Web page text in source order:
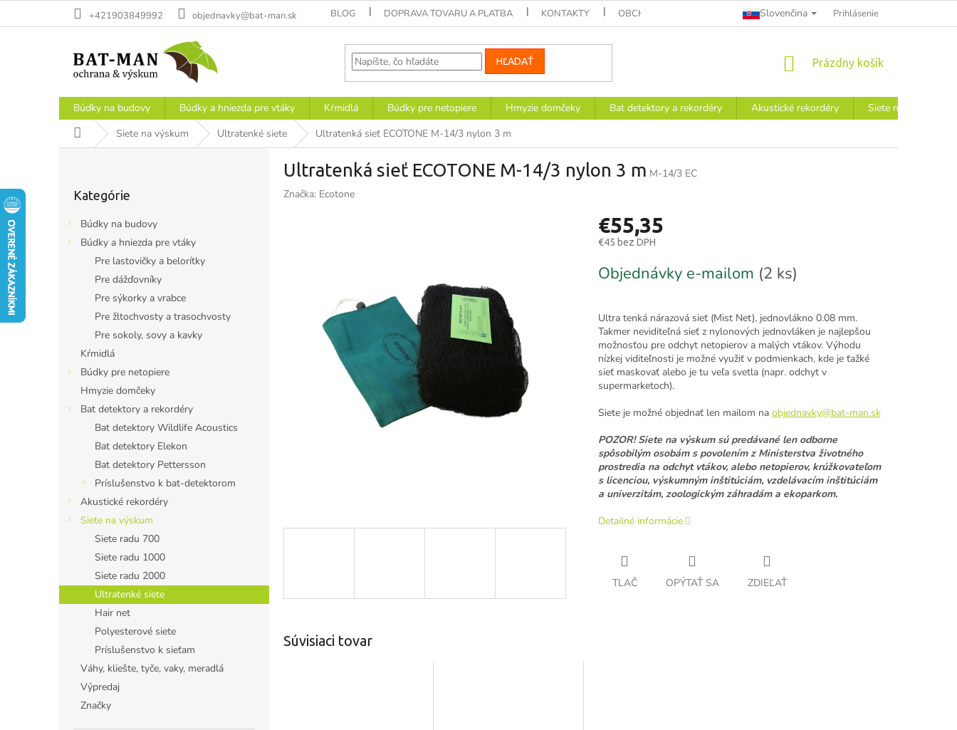
+421903849992 objednavky@bat-man.sk BLOG DOPRAVA TOVARU A PLATBA KONTAKTY OBCHODNÉ PODMIENKY INFORMÁCIE A POUČENIE PRE
Slovenčina Prihlásenie
HĽADAŤ
NÁKUPNÝ
Prázdny košík
Búdky na budovy Búdky a hniezda pre vtáky Kŕmidlá Búdky pre netopiere Hmyzie domčeky Bat detektory a rekordéry Akustické rekordéry
Siete na výskum
DomovSiete na výskum Ultratenké siete Ultratenká sieť ECOTONE M-14/3 nylon 3 m
kategórie
Kategórie
Búdky na budovy
Búdky a hniezda pre vtáky
Pre lastovičky a belorítky
Pre dážďovníky
Pre sýkorky a vrabce
Pre žltochvosty a trasochvosty
Pre sokoly, sovy a kavky
Kŕmidlá
Búdky pre netopiere
Hmyzie domčeky
Bat detektory a rekordéry
Bat detektory Wildlife Acoustics
Bat detektory Elekon
Bat detektory Pettersson
Príslušenstvo k bat-detektorom
Akustické rekordéry
Siete na výskum
Siete radu 700
Siete radu 1000
Siete radu 2000
Ultratenké siete
Hair net
Polyesterové siete
Príslušenstvo k sieťam
Váhy, kliešte, tyče, vaky, meradlá
Výpredaj
Značky
Ultratenká sieť ECOTONE M-14/3 nylon 3 m M-14/3 EC
Značka: Ecotone
€55,35
€45 bez DPH
cena:
Objednávky e-mailom (2 ks)
Ultra tenká nárazová sieť (Mist Net), jednovlákno 0.08 mm.
Takmer neviditeľná sieť z nylonových jednovláken je najlepšou
možnosťou pre odchyt netopierov a malých vtákov. Výhodu
nízkej viditeľnosti je možné využiť v podmienkach, kde je ťažké
sieť maskovať alebo je tu veľa svetla (napr. odchyt v
supermarketoch).
Siete je možné objednať len mailom na objednavky@bat-man.sk
POZOR! Siete na výskumsú predávané len odborne
spôsobilým osobám s povolením z Ministerstva životného
prostredia na odchyt vtákov, alebo netopierov, krúžkovateľom
s licenciou, výskumným inštitúciám, vzdelávacím inštitúciám
a univerzitám, zoologickým záhradám a ekoparkom.
Detailné informácie
TLAČ OPÝTAŤ SA ZDIEĽAŤ
Súvisiaci tovar